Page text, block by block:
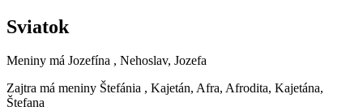
Sviatok
Meniny má Jozefína , Nehoslav, Jozefa
Zajtra má meniny Štefánia , Kajetán, Afra, Afrodita, Kajetána,
Štefana